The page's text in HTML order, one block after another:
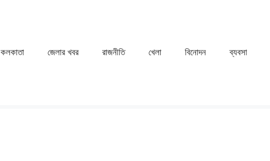
কলকাতা ⁠⁠জেলার খবর রাজনীতি খেলা ⁠বিনোদন ব্যবসা